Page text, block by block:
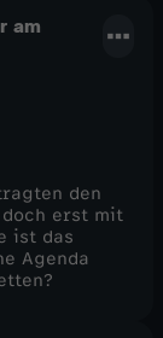
am
den
doch erst mit
ist das
Agenda